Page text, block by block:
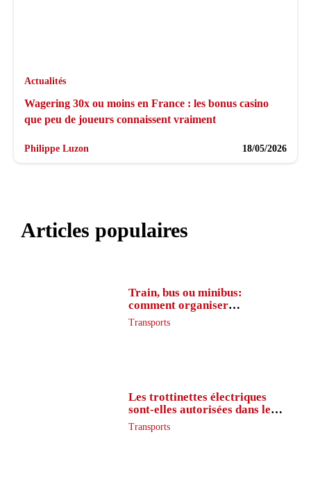
Actualités
Wagering 30x ou moins en France : les bonus casino
que peu de joueurs connaissent vraiment
Philippe Luzon 18/05/2026
Articles populaires
Train, bus ou minibus:
comment organiser
l’itinéraire en France
Transports
Les trottinettes électriques
sont-elles autorisées dans le
métro ?
Transports